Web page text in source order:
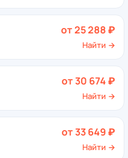
от 25 288 ₽
Найти →
от 30 674 ₽
Найти →
от 33 649 ₽
Найти →